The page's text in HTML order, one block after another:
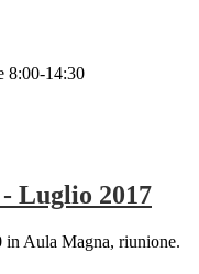
8:00-14:30
Luglio 2017
Aula Magna, riunione.